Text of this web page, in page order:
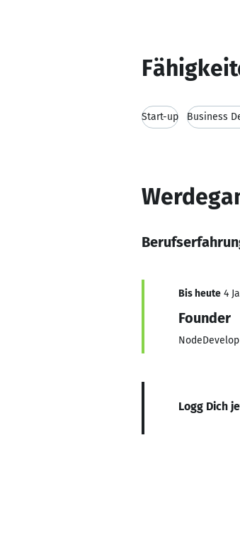
Start-up Business
Bis heute 4
Founder
NodeDevelop
Logg Dich